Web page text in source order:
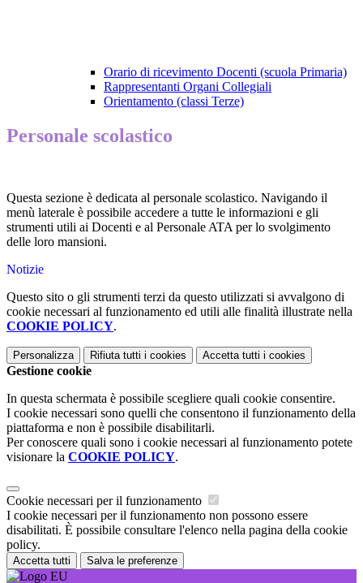
Orario di ricevimento Docenti (scuola Primaria)
Rappresentanti Organi Collegiali
Orientamento (classi Terze)
Personale scolastico
Questa sezione è dedicata al personale scolastico. Navigando il
menù laterale è possibile accedere a tutte le informazioni e gli
strumenti utili ai Docenti e al Personale ATA per lo svolgimento
delle loro mansioni.
Notizie
Questo sito o gli strumenti terzi da questo utilizzati si avvalgono di
cookie necessari al funzionamento ed utili alle finalità illustrate nella
COOKIE POLICY.
Personalizza Rifiuta tutti i cookies Accetta tutti i cookies
Gestione cookie
In questa schermata è possibile scegliere quali cookie consentire.
I cookie necessari sono quelli che consentono il funzionamento della
piattaforma e non è possibile disabilitarli.
Per conoscere quali sono i cookie necessari al funzionamento potete
visionare la COOKIE POLICY.
Cookie necessari per il funzionamento
I cookie necessari per il funzionamento non possono essere
disabilitati. È possibile consultare l'elenco nella pagina della cookie
policy.
Accetta tutti Salva le preferenze